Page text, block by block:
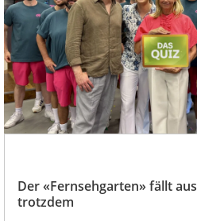
Der «Fernsehgarten» fällt
trotzdem